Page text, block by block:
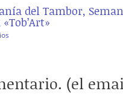
del Tambor,
(el